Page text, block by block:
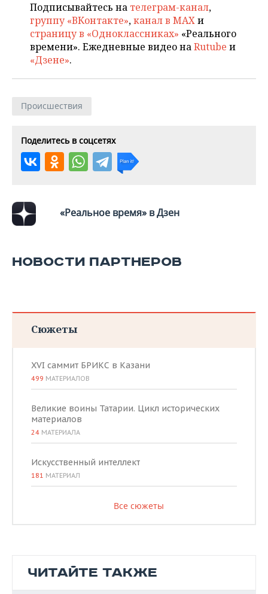
Подписывайтесь на телеграм-канал,
группу «ВКонтакте»,канал в MAXи
страницу в «Одноклассниках» «Реального
времени». Ежедневные видео наRutube и
«Дзене».
Происшествия
Поделитесь в соцсетях
«Реальное время» в Дзен
НОВОСТИ ПАРТНЕРОВ
Сюжеты
XVI саммит БРИКС в Казани
499 МАТЕРИАЛОВ
Великие воины Татарии. Цикл исторических
материалов
24 МАТЕРИАЛА
Искусственный интеллект
181 МАТЕРИАЛ
Все сюжеты
ЧИТАЙТЕ ТАКЖЕ